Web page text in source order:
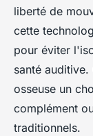
liberté de
cette
pour éviter
santé
osseuse un
complément
traditionnels.